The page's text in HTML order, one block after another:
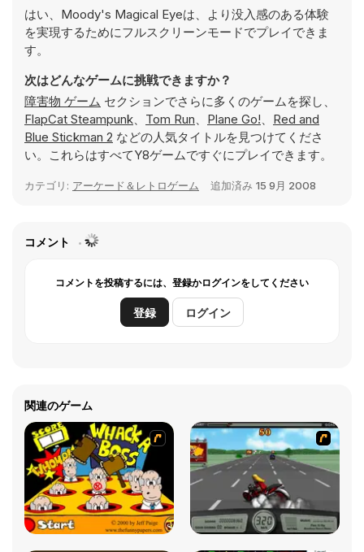
はい、Moody's Magical Eyeは、より没入感のある体験
を実現するためにフルスクリーンモードでプレイできま
す。
次はどんなゲームに挑戦できますか？
障害物 ゲーム セクションでさらに多くのゲームを探し、
FlapCat Steampunk、 Tom Run、 Plane Go!、 Red and
Blue Stickman 2 などの人気タイトルを見つけてくださ
い。これらはすべてY8ゲームですぐにプレイできます。
カテゴリ: アーケード＆レトロゲーム 追加済み 15 9月 2008
コメント
コメントを投稿するには、登録かログインをしてください
登録 ログイン
関連のゲーム